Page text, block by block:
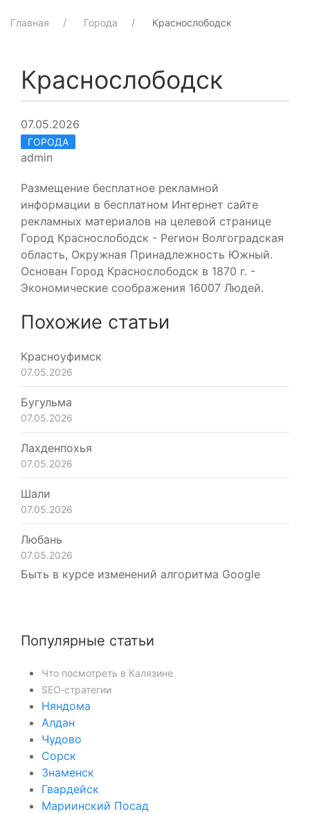
Главная Города Краснослободск
Краснослободск
07.05.2026
ГОРОДА
admin
Размещение бесплатное рекламной
информации в бесплатном Интернет сайте
рекламных материалов на целевой странице
Город Краснослободск - Регион Волгоградская
область, Окружная Принадлежность Южный.
Основан Город Краснослободск в 1870 г. -
Экономические соображения 16007 Людей.
Похожие статьи
Красноуфимск
07.05.2026
Бугульма
07.05.2026
Лахденпохья
07.05.2026
Шали
07.05.2026
Любань
07.05.2026
Быть в курсе изменений алгоритма Google
Популярные статьи
Что посмотреть в Калязине
SEO‑стратегии
Няндома
Алдан
Чудово
Сорск
Знаменск
Гвардейск
Мариинский Посад